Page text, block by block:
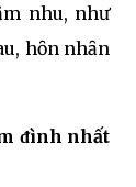
nhu, như
hȏn nhȃn
ᵭình nhất